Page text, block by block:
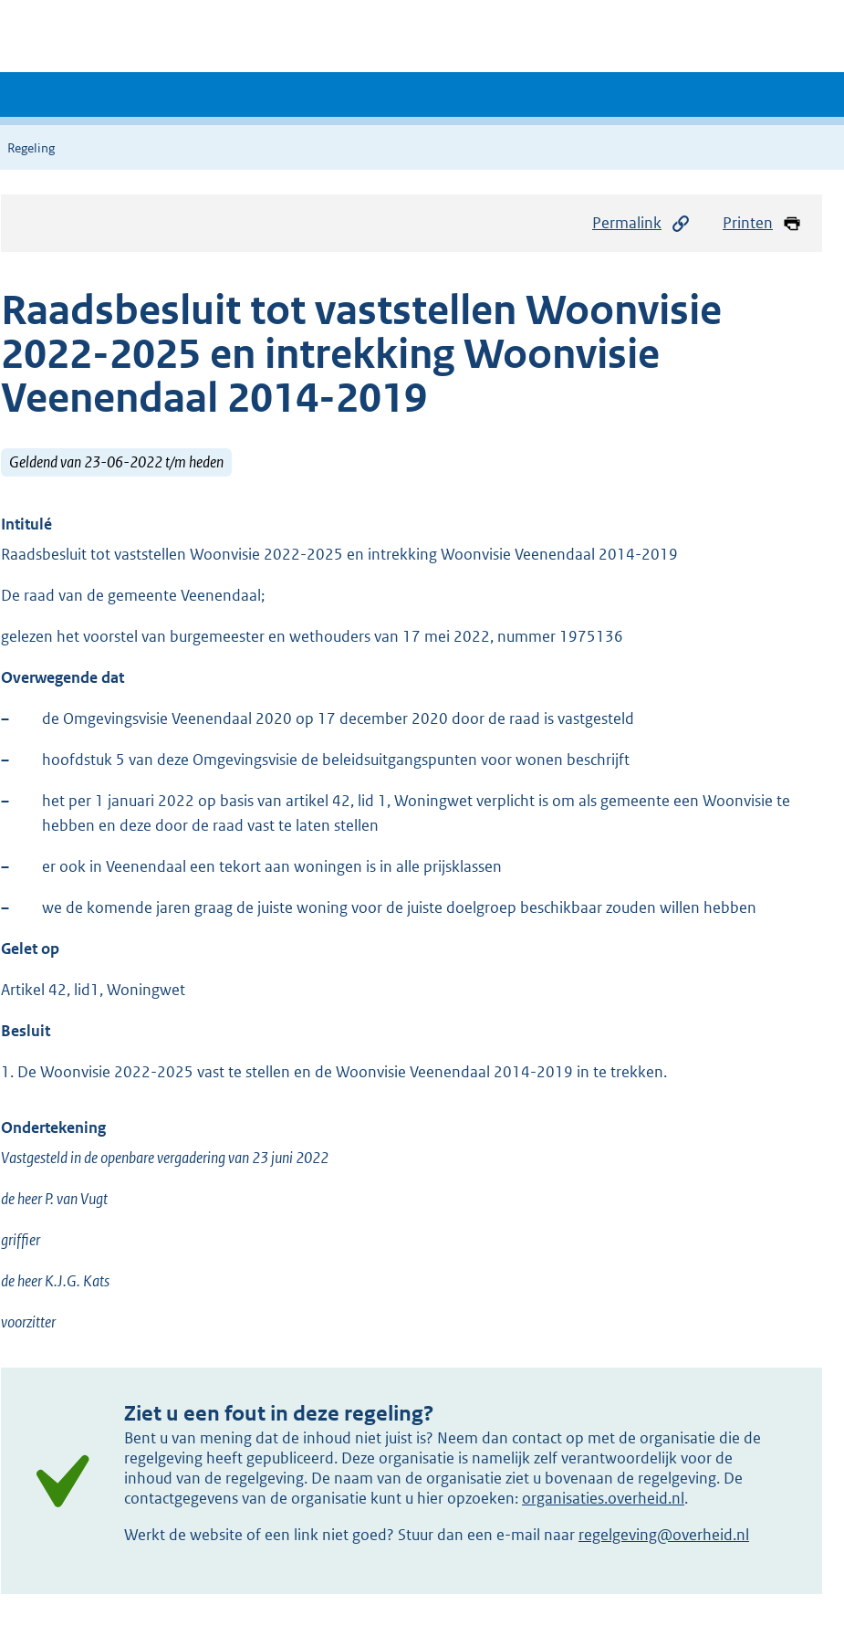
Regeling
Permalink Printen
Raadsbesluit tot vaststellen Woonvisie
2022-2025 en intrekking Woonvisie
Veenendaal 2014-2019
Geldend van 23-06-2022 t/m heden
Intitulé
Raadsbesluit tot vaststellen Woonvisie 2022-2025 en intrekking Woonvisie Veenendaal 2014-2019
De raad van de gemeente Veenendaal;
gelezen het voorstel van burgemeester en wethouders van 17 mei 2022, nummer 1975136
Overwegende dat
– de Omgevingsvisie Veenendaal 2020 op 17 december 2020 door de raad is vastgesteld
– hoofdstuk 5 van deze Omgevingsvisie de beleidsuitgangspunten voor wonen beschrijft
–
het per 1 januari 2022 op basis van artikel 42, lid 1, Woningwet verplicht is om als gemeente een Woonvisie te
hebben en deze door de raad vast te laten stellen
– er ook in Veenendaal een tekort aan woningen is in alle prijsklassen
– we de komende jaren graag de juiste woning voor de juiste doelgroep beschikbaar zouden willen hebben
Gelet op
Artikel 42, lid1, Woningwet
Besluit
1. De Woonvisie 2022-2025 vast te stellen en de Woonvisie Veenendaal 2014-2019 in te trekken.
Ondertekening
Vastgesteld in de openbare vergadering van 23 juni 2022
de heer P. van Vugt
griffier
de heer K.J.G. Kats
voorzitter
Ziet u een fout in deze regeling?
Bent u van mening dat de inhoud niet juist is? Neem dan contact op met de organisatie die de
regelgeving heeft gepubliceerd. Deze organisatie is namelijk zelf verantwoordelijk voor de
inhoud van de regelgeving. De naam van de organisatie ziet u bovenaan de regelgeving. De
contactgegevens van de organisatie kunt u hier opzoeken: organisaties.overheid.nl.
Werkt de website of een link niet goed? Stuur dan een e-mail naar regelgeving@overheid.nl